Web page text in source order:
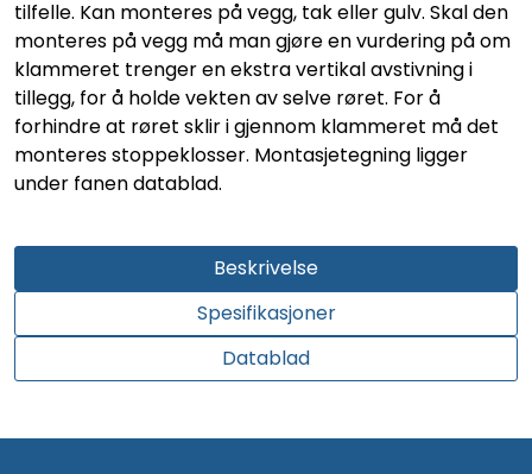
Beskrivelse
Spesifikasjoner
Datablad
tilfelle. Kan monteres på vegg, tak eller gulv. Skal den
monteres på vegg må man gjøre en vurdering på om
klammeret trenger en ekstra vertikal avstivning i
tillegg, for å holde vekten av selve røret. For å
forhindre at røret sklir i gjennom klammeret må det
monteres stoppeklosser. Montasjetegning ligger
under fanen datablad.